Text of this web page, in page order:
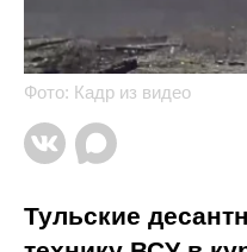
Фото: Кадр из видео
Тульские